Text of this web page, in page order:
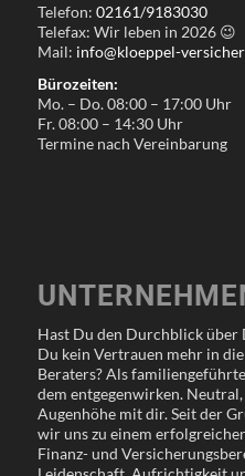
Telefon: 02161/9183030
Telefax: Wir leben in 2026 😉
Mail: info@kloeppel-
Bürozeiten:
Mo. – Do. 08:00 – 17:00 Uhr
Fr. 08:00 – 14:30 Uhr
Termine nach Vereinbarung
Hast Du den Durchblick über
Du kein Vertrauen mehr in
Beraters? Als
dem entgegenwirken.
Augenhöhe mit dir. Seit der
wir uns zu einem
Finanz- und